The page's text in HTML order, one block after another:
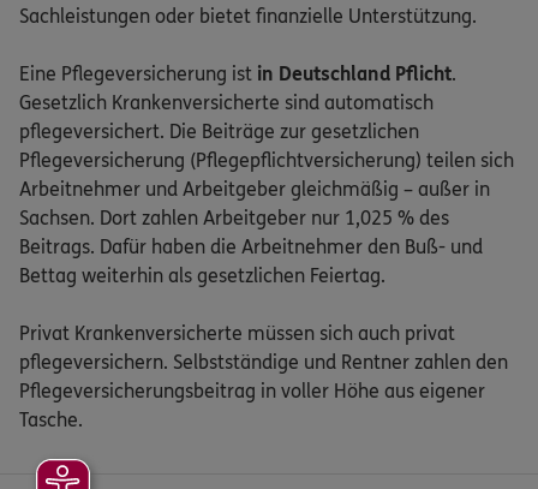
Sachleistungen oder bietet finanzielle Unterstützung.
Eine Pflegeversicherung ist in Deutschland Pflicht.
Gesetzlich Krankenversicherte sind automatisch
pflegeversichert. Die Beiträge zur gesetzlichen
Pflegeversicherung (Pflegepflichtversicherung) teilen sich
Arbeitnehmer und Arbeitgeber gleichmäßig – außer in
Sachsen. Dort zahlen Arbeitgeber nur 1,025 % des
Beitrags. Dafür haben die Arbeitnehmer den Buß- und
Bettag weiterhin als gesetzlichen Feiertag.
Privat Krankenversicherte müssen sich auch privat
pflegeversichern. Selbstständige und Rentner zahlen den
Pflegeversicherungsbeitrag in voller Höhe aus eigener
Tasche.